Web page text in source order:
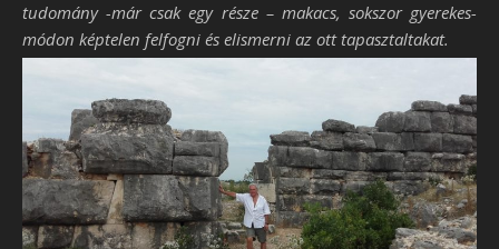
tudomány -már csak egy része – makacs, sokszor gyerekes-
módon képtelen felfogni és elismerni az ott tapasztaltakat.